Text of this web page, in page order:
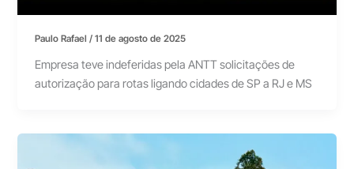
Paulo Rafael/11 de agosto de 2025
Empresa teve indeferidas pela ANTT solicitações de
autorização para rotas ligando cidades de SP a RJ e MS